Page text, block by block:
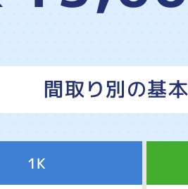
間取り別の基
1K